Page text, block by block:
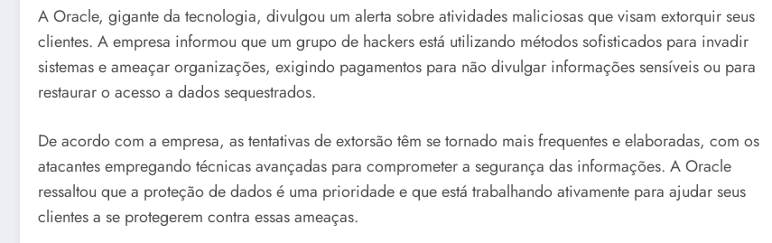
A Oracle, gigante da tecnologia, divulgou um alerta sobre atividades maliciosas que visam extorquir seus
clientes. A empresa informou que um grupo de hackers está utilizando métodos sofisticados para invadir
sistemas e ameaçar organizações, exigindo pagamentos para não divulgar informações sensíveis ou para
restaurar o acesso a dados sequestrados.
De acordo com a empresa, as tentativas de extorsão têm se tornado mais frequentes e elaboradas, com os
atacantes empregando técnicas avançadas para comprometer a segurança das informações. A Oracle
ressaltou que a proteção de dados é uma prioridade e que está trabalhando ativamente para ajudar seus
clientes a se protegerem contra essas ameaças.